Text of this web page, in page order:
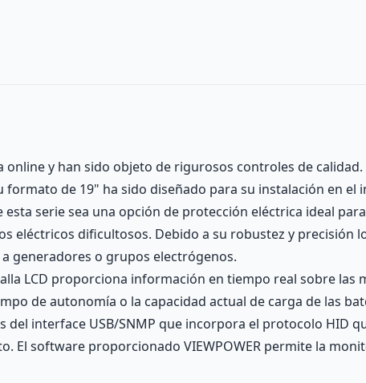
y han sido objeto de rigurosos controles de
de 19" ha sido diseñado para su instalación en el
serie sea una opción de protección eléctrica ideal
eléctricos dificultosos. Debido a su robustez y precisión
generadores o grupos electrógenos.
LCD proporciona información en tiempo real sobre las
de autonomía o la capacidad actual de carga de las
del interface USB/SNMP que incorpora el protocolo HID
El software proporcionado VIEWPOWER permite la